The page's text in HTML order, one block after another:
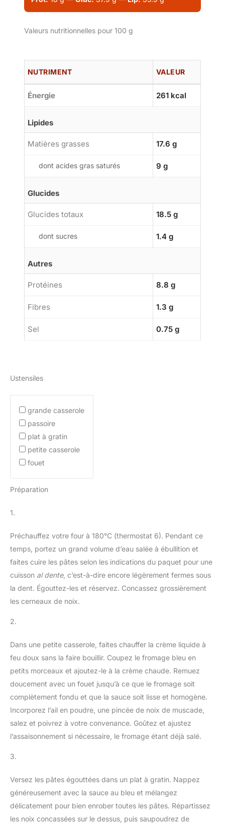
Valeurs nutritionnelles pour 100 g
NUTRIMENT VALEUR
Énergie 261 kcal
Lipides
Matières grasses 17.6 g
dont acides gras saturés 9 g
Glucides
Glucides totaux 18.5 g
dont sucres 1.4 g
Autres
Protéines 8.8 g
Fibres 1.3 g
Sel 0.75 g
Ustensiles
grande casserole
passoire
plat à gratin
petite casserole
fouet
Préparation
1.
Préchauffez votre four à 180°C (thermostat 6). Pendant ce
temps, portez un grand volume d’eau salée à ébullition et
faites cuire les pâtes selon les indications du paquet pour une
cuisson al dente, c’est-à-dire encore légèrement fermes sous
la dent. Égouttez-les et réservez. Concassez grossièrement
les cerneaux de noix.
2.
Dans une petite casserole, faites chauffer la crème liquide à
feu doux sans la faire bouillir. Coupez le fromage bleu en
petits morceaux et ajoutez-le à la crème chaude. Remuez
doucement avec un fouet jusqu’à ce que le fromage soit
complètement fondu et que la sauce soit lisse et homogène.
Incorporez l’ail en poudre, une pincée de noix de muscade,
salez et poivrez à votre convenance. Goûtez et ajustez
l’assaisonnement si nécessaire, le fromage étant déjà salé.
3.
Versez les pâtes égouttées dans un plat à gratin. Nappez
généreusement avec la sauce au bleu et mélangez
délicatement pour bien enrober toutes les pâtes. Répartissez
les noix concassées sur le dessus, puis saupoudrez de